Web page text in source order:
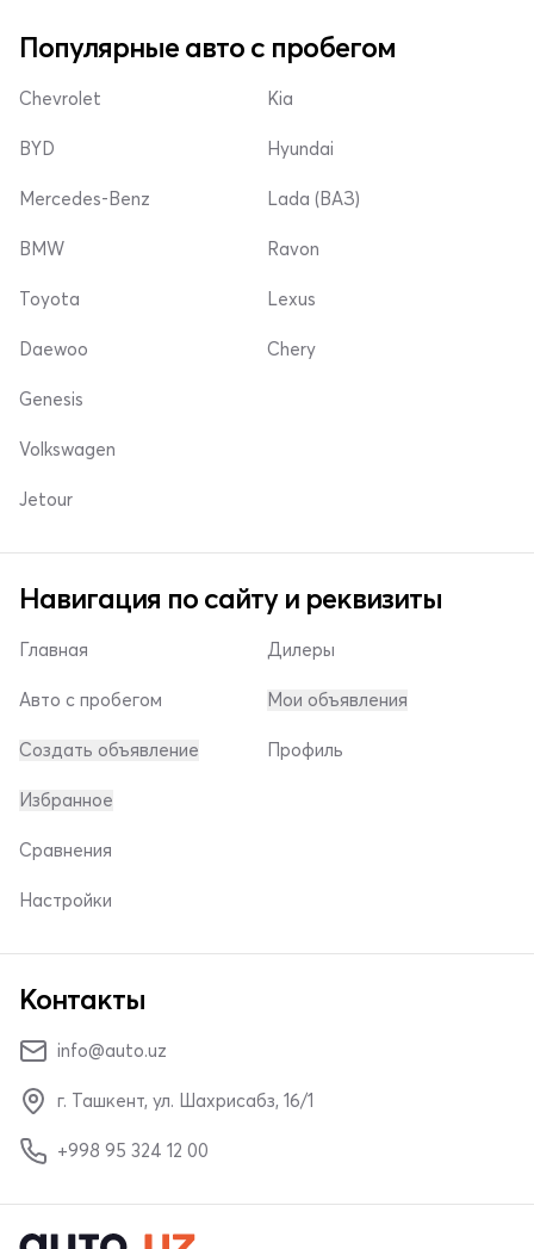
Популярные авто с пробегом
Chevrolet
BYD
Mercedes-Benz
Kia
Hyundai
Lada (ВАЗ)
BMW
Toyota
Daewoo
Ravon
Lexus
Chery
Genesis
Volkswagen
Jetour
Навигация по сайту и реквизиты
Главная
Авто с пробегом
Создать объявление
Дилеры
Мои объявления
Профиль
Избранное
Сравнения
Настройки
Контакты
info@auto.uz
г. Ташкент, ул. Шахрисабз, 16/1
+998 95 324 12 00